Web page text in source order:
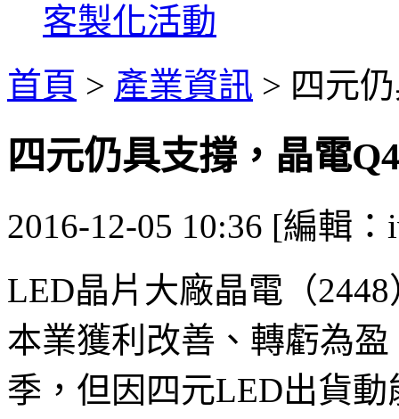
客製化活動
首頁 > 產業資訊 > 四元
四元仍具支撐，晶電
2016-12-05 10:36 [編輯：
LED晶片大廠晶電（
本業獲利改善、轉虧為
季，但因四元LED出貨